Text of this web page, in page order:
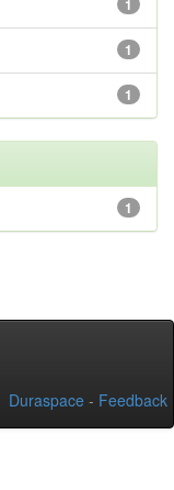
1
1
1
1
Duraspace - Feedback